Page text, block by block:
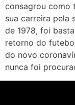
consagrou como
sua carreira pela
de 1978, foi
retorno do
do novo
nunca foi